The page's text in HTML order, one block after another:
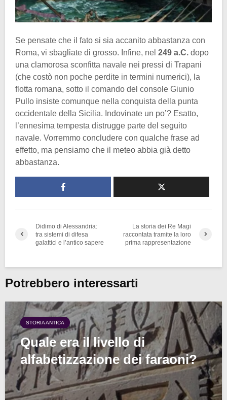
Se pensate che il fato si sia accanito abbastanza con
Roma, vi sbagliate di grosso. Infine, nel 249 a.C. dopo
una clamorosa sconfitta navale nei pressi di Trapani
(che costò non poche perdite in termini numerici), la
flotta romana, sotto il comando del console Giunio
Pullo insiste comunque nella conquista della punta
occidentale della Sicilia. Indovinate un po’? Esatto,
l’ennesima tempesta distrugge parte del seguito
navale. Vorremmo concludere con qualche frase ad
effetto, ma pensiamo che il meteo abbia già detto
abbastanza.
Didimo di Alessandria:
tra sistemi di difesa
galattici e l’antico sapere
La storia dei Re Magi
raccontata tramite la loro
prima rappresentazione
Potrebbero interessarti
STORIA ANTICA
Quale era il livello di
alfabetizzazione dei faraoni?